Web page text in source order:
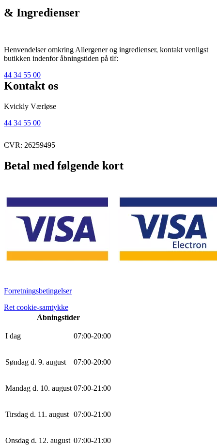
& Ingredienser
Henvendelser omkring Allergener og ingredienser, kontakt venligst
butikken indenfor åbningstiden på tlf:
44 34 55 00
Kontakt os
Kvickly Værløse
44 34 55 00
CVR: 26259495
Betal med følgende kort
Forretningsbetingelser
Ret cookie-samtykke
Åbningstider
I dag 07:00-20:00
Søndag d. 9. august 07:00-20:00
Mandag d. 10. august 07:00-21 :00
Tirsdag d. 11. august 07:00-21 :00
Onsdag d. 12. august 07:00-21 :00